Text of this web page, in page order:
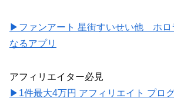
▶ファンアート 星街すいせい他 ホロ
なるアプリ
アフィリエイター必見
▶1件最大4万円 アフィリエイト プロ